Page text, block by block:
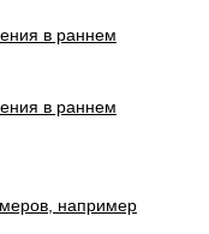
например